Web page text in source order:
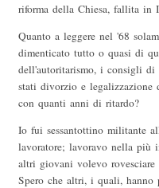
riforma della Chiesa, fallita in
Quanto a leggere nel '68
dimenticato tutto o quasi di
dell'autoritarismo, i consigli di
stati divorzio e legalizzazione
con quanti anni di ritardo?
Io fui sessantottino militante
lavoratore; lavoravo nella più
altri giovani volevo
Spero che altri, i quali, hanno